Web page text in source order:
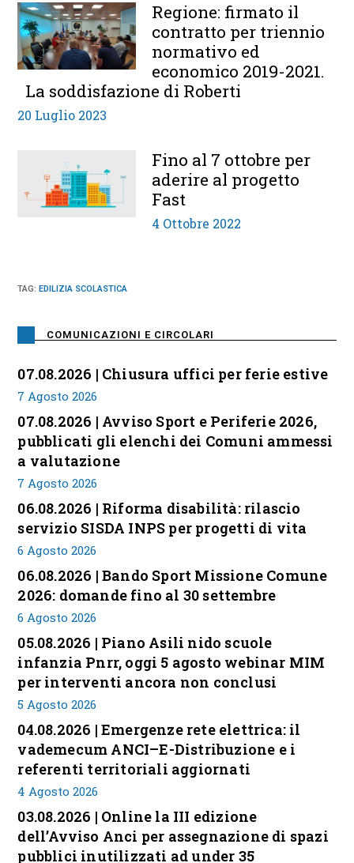
Regione: firmato il
contratto per triennio
normativo ed
economico 2019-2021.
La soddisfazione di Roberti
20 Luglio 2023
Fino al 7 ottobre per
aderire al progetto
Fast
4 Ottobre 2022
TAG:EDILIZIA SCOLASTICA
COMUNICAZIONI E CIRCOLARI
07.08.2026 | Chiusura uffici per ferie estive
7 Agosto 2026
07.08.2026 | Avviso Sport e Periferie 2026,
pubblicati gli elenchi dei Comuni ammessi
a valutazione
7 Agosto 2026
06.08.2026 | Riforma disabilità: rilascio
servizio SISDA INPS per progetti di vita
6 Agosto 2026
06.08.2026 | Bando Sport Missione Comune
2026: domande fino al 30 settembre
6 Agosto 2026
05.08.2026 | Piano Asili nido scuole
infanzia Pnrr, oggi 5 agosto webinar MIM
per interventi ancora non conclusi
5 Agosto 2026
04.08.2026 | Emergenze rete elettrica: il
vademecum ANCI–E-Distribuzione e i
referenti territoriali aggiornati
4 Agosto 2026
03.08.2026 | Online la III edizione
dell’Avviso Anci per assegnazione di spazi
pubblici inutilizzati ad under 35